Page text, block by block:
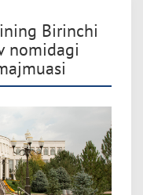
Birinchi
nomidagi